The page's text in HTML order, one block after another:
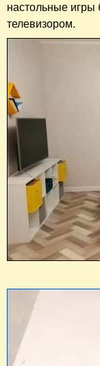
настольные игры
телевизором.